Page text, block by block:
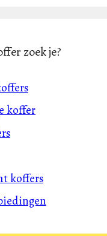
zoek je?
koffer
koffers